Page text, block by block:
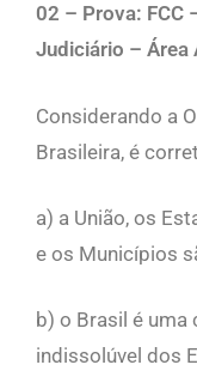
02 – Prova: FCC
Judiciário –
Considerando a
Brasileira, é
a) a União, os
e os Municípios
b) o Brasil é uma
indissolúvel dos